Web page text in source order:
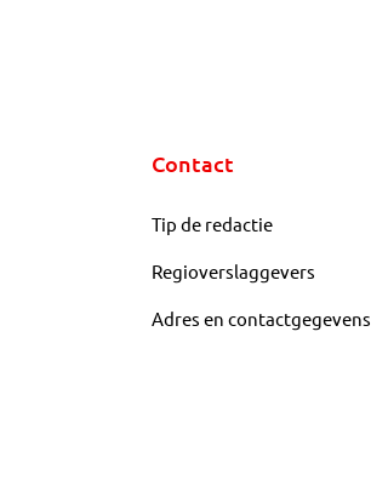
Contact
Tip de redactie
Regioverslaggevers
Adres en contactgegevens